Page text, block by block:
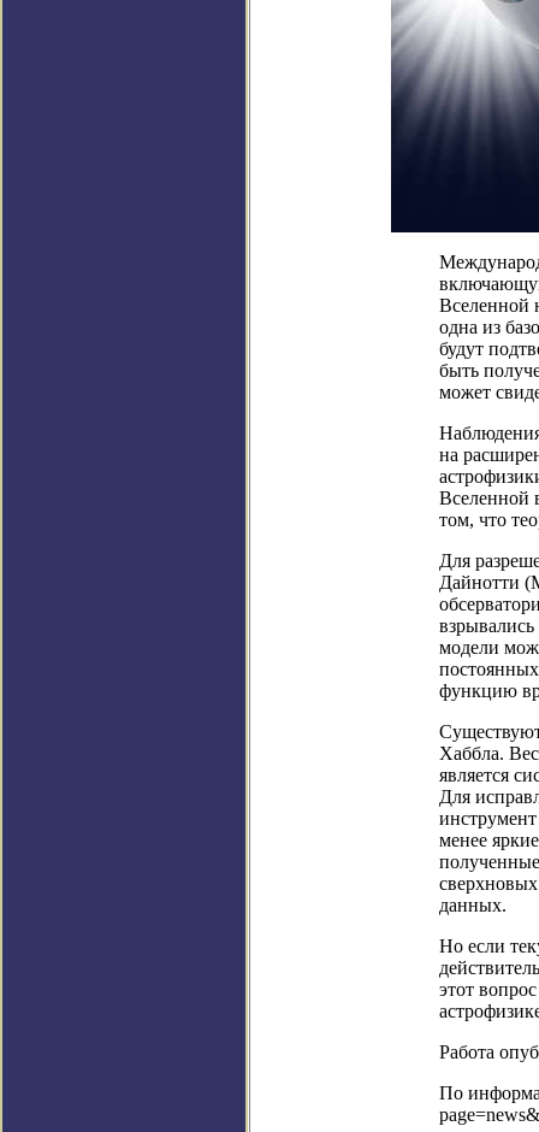
Вселенной
одна из
будут
быть
может
на
Вселенной
том, что
Для
Дайнотти
модели
функцию
Хаббла.
является
Для
менее
данных.
Но если
этот
Работа
По